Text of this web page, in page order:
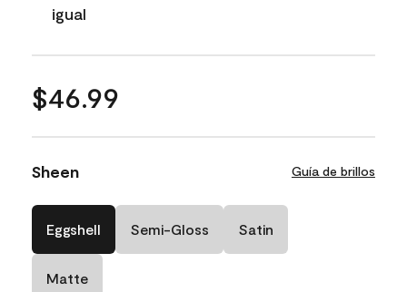
igual
$46.99
Sheen Guía de brillos
Eggshell Semi-Gloss Satin
Matte